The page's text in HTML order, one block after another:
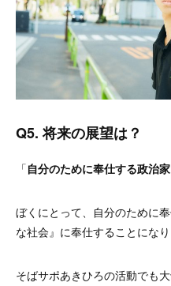
Q5. 将来の展望は？
「自分のために奉仕する政治
ぼくにとって、自分のために
な社会』に奉仕することになり
そばサポあきひろの活動でも